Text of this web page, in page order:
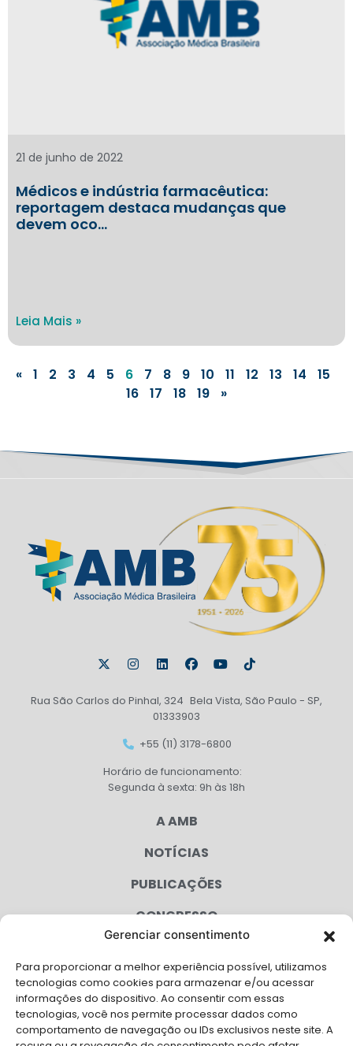
Gerenciar consentimento
Para proporcionar a melhor experiência possível, utilizamos
tecnologias como cookies para armazenar e/ou acessar
informações do dispositivo. Ao consentir com essas
tecnologias, você nos permite processar dados como
comportamento de navegação ou IDs exclusivos neste site. A
Médicos e indústria farmacêutica:
reportagem destaca mudanças que
devem oco…
21 de junho de 2022
Leia Mais »
« 1 2 3 4 5 6 7 8 9 10 11 12 13 14
15
16
17 18 19 »
Rua São Carlos do Pinhal, 324 Bela Vista, São Paulo - SP,
01333903
+55 (11) 3178-6800
Horário de funcionamento:
Segunda à sexta: 9h às 18h
A AMB
NOTÍCIAS
PUBLICAÇÕES
CONGRESSO
CAMPANHAS
SERVIÇOS